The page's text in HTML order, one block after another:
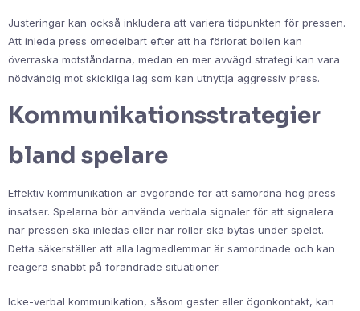
Justeringar kan också inkludera att variera tidpunkten för pressen.
Att inleda press omedelbart efter att ha förlorat bollen kan
överraska motståndarna, medan en mer avvägd strategi kan vara
nödvändig mot skickliga lag som kan utnyttja aggressiv press.
Kommunikationsstrategier
bland spelare
Effektiv kommunikation är avgörande för att samordna hög press-
insatser. Spelarna bör använda verbala signaler för att signalera
när pressen ska inledas eller när roller ska bytas under spelet.
Detta säkerställer att alla lagmedlemmar är samordnade och kan
reagera snabbt på förändrade situationer.
Icke-verbal kommunikation, såsom gester eller ögonkontakt, kan